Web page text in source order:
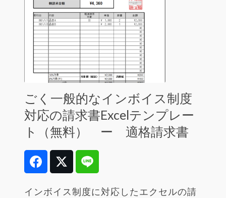
ごく一般的なインボイス制度
対応の請求書Excelテンプレー
ト（無料） ー 適格請求書
FacebookTwitter
インボイス制度に対応したエクセルの請